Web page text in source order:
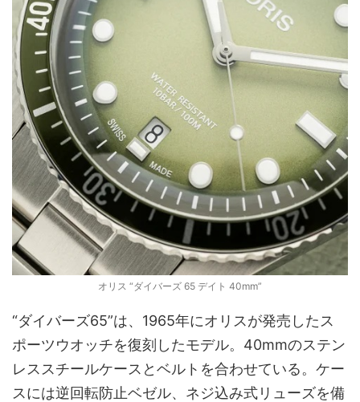
オリス “ダイバーズ 65 デイト 40mm”
“ダイバーズ65”は、1965年にオリスが発売したス
ポーツウオッチを復刻したモデル。40mmのステン
レススチールケースとベルトを合わせている。ケー
スには逆回転防止ベゼル、ネジ込み式リューズを備